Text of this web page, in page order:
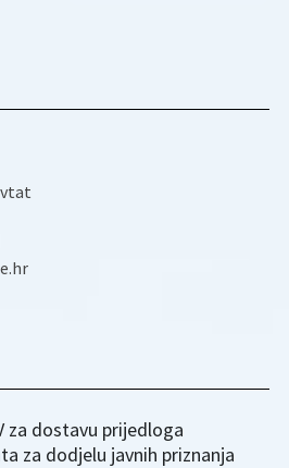
za dostavu prijedloga
za dodjelu javnih priznanja